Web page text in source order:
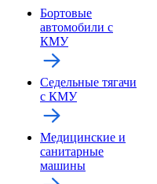
Бортовые
автомобили с
КМУ
Седельные тягачи
с КМУ
Медицинские и
санитарные
машины